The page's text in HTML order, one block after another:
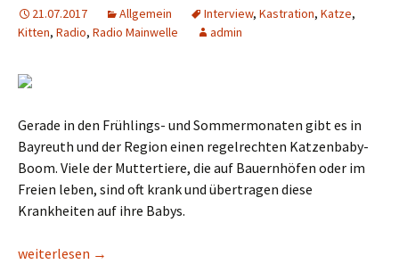
21.07.2017 Allgemein Interview, Kastration, Katze,
Kitten, Radio, Radio Mainwelle admin
Gerade in den Frühlings- und Sommermonaten gibt es in
Bayreuth und der Region einen regelrechten Katzenbaby-
Boom. Viele der Muttertiere, die auf Bauernhöfen oder im
Freien leben, sind oft krank und übertragen diese
Krankheiten auf ihre Babys.
Interview mit Radio Mainwelle
weiterlesen →